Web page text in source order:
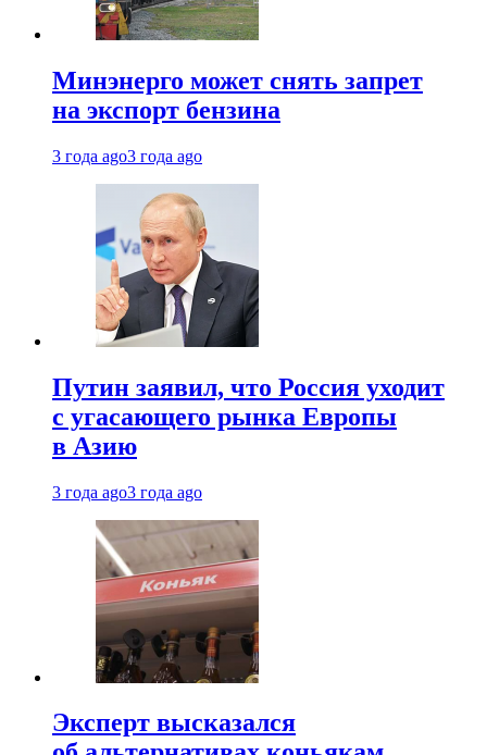
Минэнерго может снять запрет
на экспорт бензина
3 года ago3 года ago
Путин заявил, что Россия уходит
с угасающего рынка Европы
в Азию
3 года ago3 года ago
Эксперт высказался